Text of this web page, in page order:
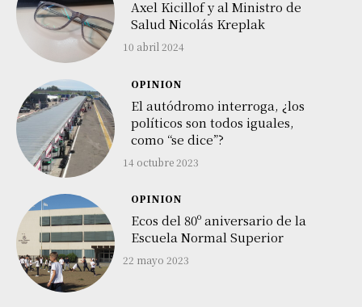
Axel Kicillof y al Ministro de
Salud Nicolás Kreplak
10 abril 2024
OPINION
El autódromo interroga, ¿los
políticos son todos iguales,
como “se dice”?
14 octubre 2023
OPINION
Ecos del 80º aniversario de la
Escuela Normal Superior
22 mayo 2023